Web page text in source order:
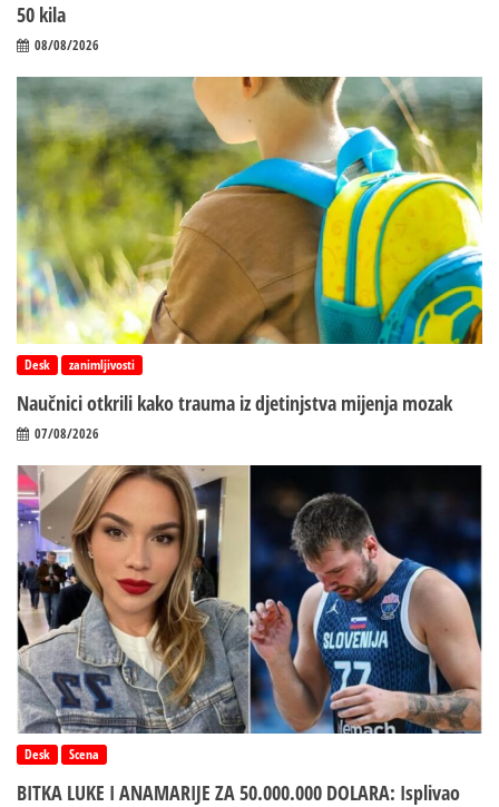
50 kila
08/08/2026
Desk zanimljivosti
Naučnici otkrili kako trauma iz d‌jetinjstva mijenja mozak
07/08/2026
Desk Scena
BITKA LUKE I ANAMARIJE ZA 50.000.000 DOLARA: Isplivao